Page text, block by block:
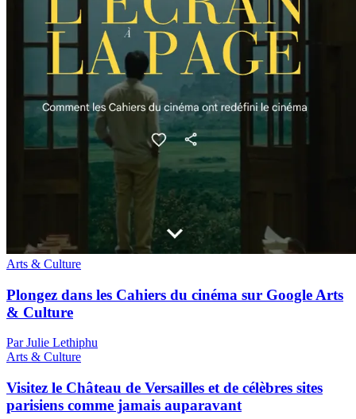
Arts & Culture
Plongez dans les Cahiers du cinéma sur Google Arts
& Culture
Par Julie Lethiphu
Arts & Culture
Visitez le Château de Versailles et de célèbres sites
parisiens comme jamais auparavant